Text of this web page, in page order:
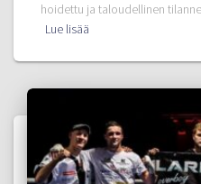
hoidettu ja taloudellinen
Lue lisää